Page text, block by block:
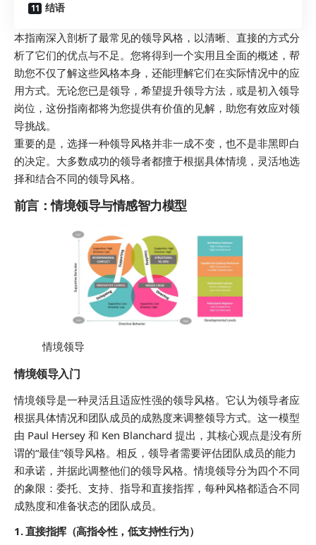
结语
本指南深入剖析了最常见的领导风格，以清晰、直接的方式分
析了它们的优点与不足。您将得到一个实用且全面的概述，帮
助您不仅了解这些风格本身，还能理解它们在实际情况中的应
用方式。无论您已是领导，希望提升领导方法，或是初入领导
岗位，这份指南都将为您提供有价值的见解，助您有效应对领
导挑战。
重要的是，选择一种领导风格并非一成不变，也不是非黑即白
的决定。大多数成功的领导者都擅于根据具体情境，灵活地选
择和结合不同的领导风格。
前言：情境领导与情感智力模型
情境领导
情境领导入门
情境领导是一种灵活且适应性强的领导风格。它认为领导者应
根据具体情况和团队成员的成熟度来调整领导方式。这一模型
由 Paul Hersey 和 Ken Blanchard 提出，其核心观点是没有所
谓的“最佳”领导风格。相反，领导者需要评估团队成员的能力
和承诺，并据此调整他们的领导风格。情境领导分为四个不同
的象限：委托、支持、指导和直接指挥，每种风格都适合不同
成熟度和准备状态的团队成员。
1. 直接指挥（高指令性，低支持性行为）